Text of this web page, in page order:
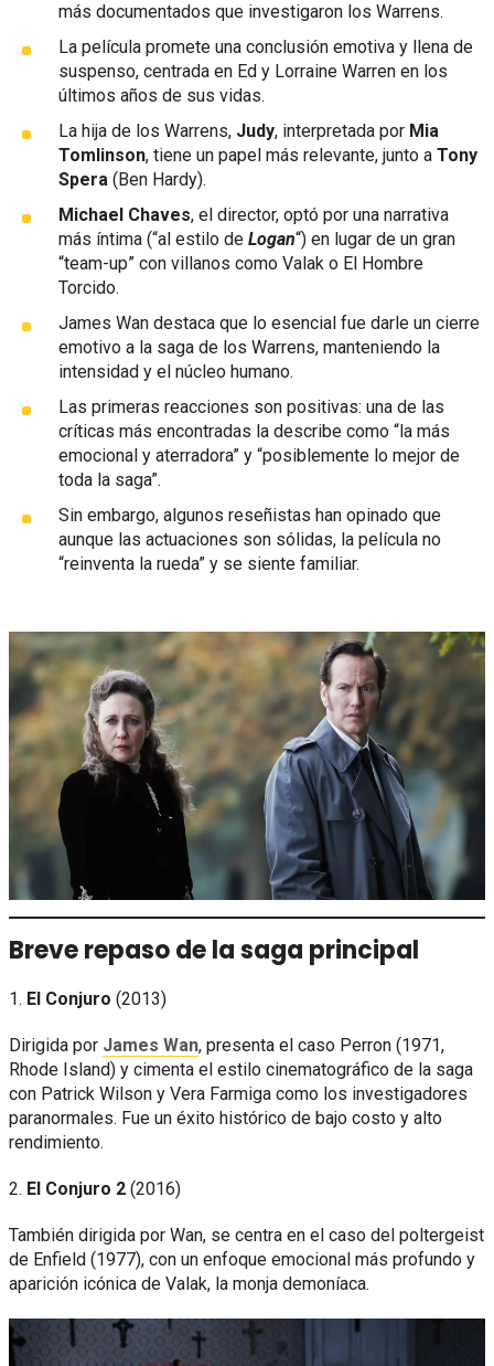
más documentados que investigaron los Warrens.
La película promete una conclusión emotiva y llena de
suspenso, centrada en Ed y Lorraine Warren en los
últimos años de sus vidas.
La hija de los Warrens, Judy, interpretada por Mia
Tomlinson, tiene un papel más relevante, junto a Tony
Spera (Ben Hardy).
Michael Chaves, el director, optó por una narrativa
más íntima (“al estilo de Logan“) en lugar de un gran
“team-up” con villanos como Valak o El Hombre
Torcido.
James Wan destaca que lo esencial fue darle un cierre
emotivo a la saga de los Warrens, manteniendo la
intensidad y el núcleo humano.
Las primeras reacciones son positivas: una de las
críticas más encontradas la describe como “la más
emocional y aterradora” y “posiblemente lo mejor de
toda la saga”.
Sin embargo, algunos reseñistas han opinado que
aunque las actuaciones son sólidas, la película no
“reinventa la rueda” y se siente familiar.
Breve repaso de la saga principal
1. El Conjuro (2013)
Dirigida por James Wan, presenta el caso Perron (1971,
Rhode Island) y cimenta el estilo cinematográfico de la saga
con Patrick Wilson y Vera Farmiga como los investigadores
paranormales. Fue un éxito histórico de bajo costo y alto
rendimiento.
2. El Conjuro 2 (2016)
También dirigida por Wan, se centra en el caso del poltergeist
de Enfield (1977), con un enfoque emocional más profundo y
aparición icónica de Valak, la monja demoníaca.